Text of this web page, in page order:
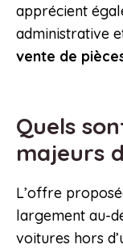
apprécient
administrative
vente de
Quels
majeurs
L’offre
largement au-
voitures hors